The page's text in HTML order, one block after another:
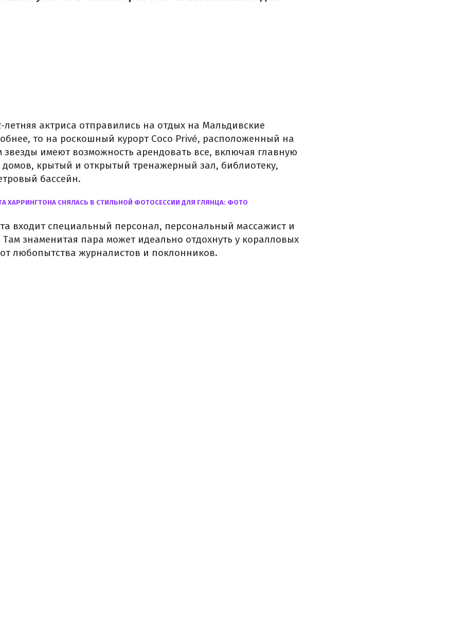
летняя актриса отправились на отдых на Мальдивские
то на роскошный курорт Coco Privé, расположенный на
звезды имеют возможность арендовать все, включая главную
домов, крытый и открытый тренажерный зал, библиотеку,
бассейн.
ХАРРИНГТОНА СНЯЛАСЬ В СТИЛЬНОЙ ФОТОСЕССИИ ДЛЯ ГЛЯНЦА: ФОТО
входит специальный персонал, персональный массажист и
знаменитая пара может идеально отдохнуть у коралловых
любопытства журналистов и поклонников.